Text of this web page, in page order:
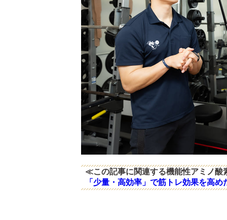
≪この記事に関連する機能性アミノ
「少量・高効率」で筋トレ効果を高